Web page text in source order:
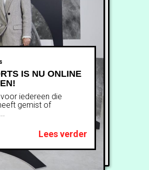
IS NU ONLINE
iedereen die
gemist of
Lees verder